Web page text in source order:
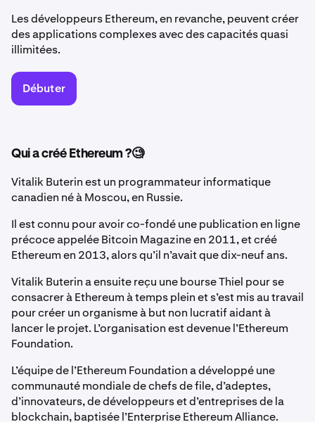
Les développeurs Ethereum, en revanche, peuvent créer
des applications complexes avec des capacités quasi
illimitées.
Débuter
Qui a créé Ethereum ?🧐
Vitalik Buterin est un programmateur informatique
canadien né à Moscou, en Russie.
Il est connu pour avoir co-fondé une publication en ligne
précoce appelée Bitcoin Magazine en 2011, et créé
Ethereum en 2013, alors qu’il n’avait que dix-neuf ans.
Vitalik Buterin a ensuite reçu une bourse Thiel pour se
consacrer à Ethereum à temps plein et s’est mis au travail
pour créer un organisme à but non lucratif aidant à
lancer le projet. L’organisation est devenue l’Ethereum
Foundation.
L’équipe de l’Ethereum Foundation a développé une
communauté mondiale de chefs de file, d’adeptes,
d’innovateurs, de développeurs et d’entreprises de la
blockchain, baptisée l’Enterprise Ethereum Alliance.